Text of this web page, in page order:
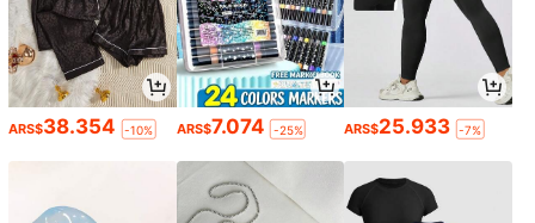
ARS$38.354 -10% ARS$7.074 -25% ARS$25.933 -7%